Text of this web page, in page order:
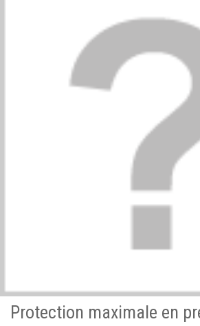
Protection maximale en